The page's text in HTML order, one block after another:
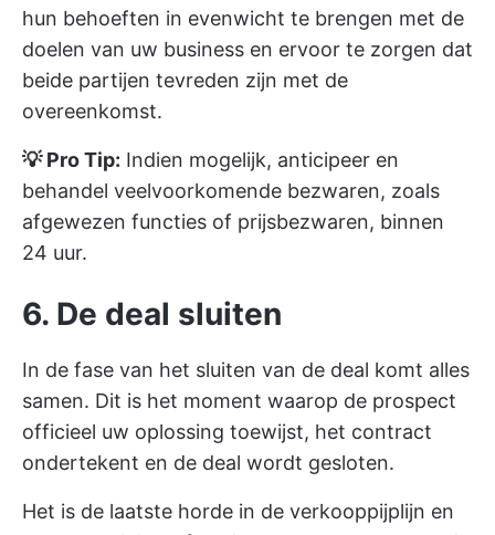
hun behoeften in evenwicht te brengen met de
doelen van uw business en ervoor te zorgen dat
beide partijen tevreden zijn met de
overeenkomst.
💡 Pro Tip: Indien mogelijk, anticipeer en
behandel veelvoorkomende bezwaren, zoals
afgewezen functies of prijsbezwaren, binnen
24 uur.
6. De deal sluiten
In de fase van het sluiten van de deal komt alles
samen. Dit is het moment waarop de prospect
officieel uw oplossing toewijst, het contract
ondertekent en de deal wordt gesloten.
Het is de laatste horde in de verkooppijplijn en